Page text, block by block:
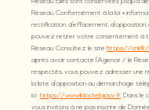
Réseau. Conformément à la loi «
rectification, d’effacement,
pouvez retirer votre consentement à
Réseau. Consultez le site https://
après avoir contacté l'Agence / le
respectés, vous pouvez adresser une
la liste d'opposition au démarchage
ici :https://www.bloctel.gouv.fr. Dans le
vous invitons à ne pas inscrire de